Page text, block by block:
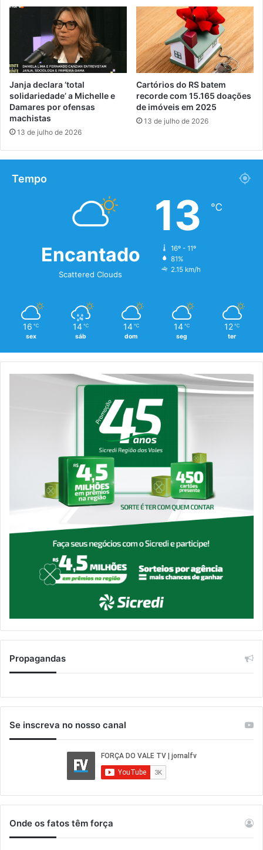
Janja declara ‘total
solidariedade’ a Michelle e
Damares por ofensas
machistas
13 de julho de 2026
Cartórios do RS batem
recorde com 15.165 doações
de imóveis em 2025
13 de julho de 2026
Tempo
Encantado
Scattered Clouds
13 ℃
16º - 11º
81%
2.15 km/h
16 ℃
sex
14 ℃
sáb
14 ℃
dom
14 ℃
seg
12 ℃
ter
Propagandas
Se inscreva no nosso canal
Onde os fatos têm força